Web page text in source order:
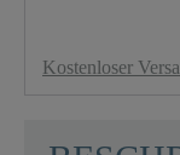
Kostenloser